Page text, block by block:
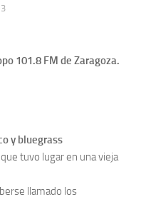
101.8 FM de Zaragoza.
y bluegrass
tuvo lugar en una vieja
llamado los